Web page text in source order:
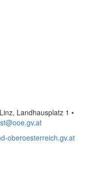
Landhausplatz 1 •
oberoesterreich.gv.at